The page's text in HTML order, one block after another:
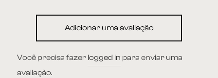
Adicionar uma avaliação
Você precisa fazer logged in para enviar uma
avaliação.